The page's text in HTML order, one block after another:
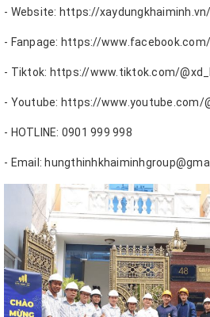
- Website: https://xaydungkhaiminh.vn/
- Fanpage: https://
- Tiktok: https://www.tiktok.com/
- Youtube: https://www.youtube.com/
- HOTLINE: 0901 999 998
- Email: